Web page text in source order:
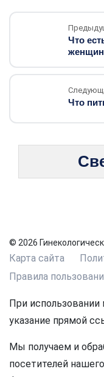
Что
женщин
Что
© 2026
Карта сайта
Правила
При использовании
указание прямой
Мы получаем и
посетителей